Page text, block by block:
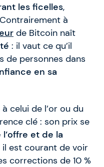
les ficelles,
à
de Bitcoin naît
: il vaut ce qu’il
de personnes dans
en sa
celui de l’or ou du
clé : son prix se
et de la
il est courant de voir
corrections de 10 %